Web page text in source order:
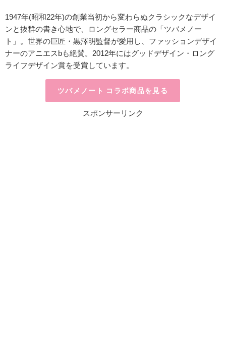
1947年(昭和22年)の創業当初から変わらぬクラシックなデザイ
ンと抜群の書き心地で、ロングセラー商品の「ツバメノー
ト」。世界の巨匠・黒澤明監督が愛用し、ファッションデザイ
ナーのアニエスbも絶賛。 2012年にはグッドデザイン・ロング
ライフデザイン賞を受賞しています。
ツバメノート コラボ商品を見る
スポンサーリンク